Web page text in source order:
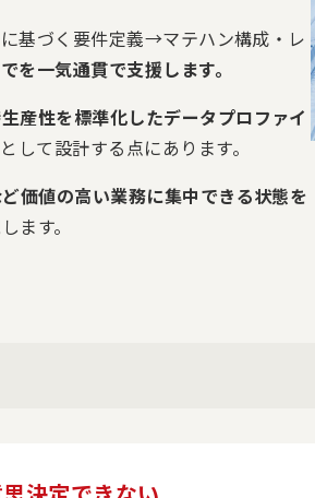
基づく要件定義→マテハン構成・レ
を一気通貫で支援します。
産性を標準化したデータプロファイ
て設計する点にあります。
価値の高い業務に集中できる状態を
ます。